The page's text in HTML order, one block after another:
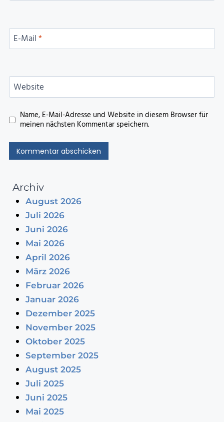
E-Mail*
Website
Name, E-Mail-Adresse und Website in diesem Browser für
meinen nächsten Kommentar speichern.
Archiv
August 2026
Juli 2026
Juni 2026
Mai 2026
April 2026
März 2026
Februar 2026
Januar 2026
Dezember 2025
November 2025
Oktober 2025
September 2025
August 2025
Juli 2025
Juni 2025
Mai 2025